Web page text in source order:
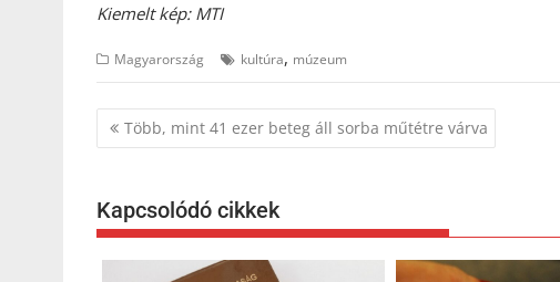
Kiemelt kép: MTI
Magyarország kultúra, múzeum
Bejegyzés
navigáció
Több, mint 41 ezer beteg áll sorba műtétre várva
Kapcsolódó cikkek